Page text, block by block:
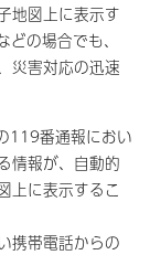
地図上に表示す
の場合でも、
災害対応の迅速
119番通報におい
情報が、自動的
上に表示するこ
携帯電話からの